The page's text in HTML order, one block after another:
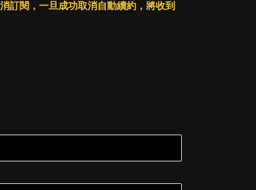
訂閱，一旦成功取消自動續約，將收到